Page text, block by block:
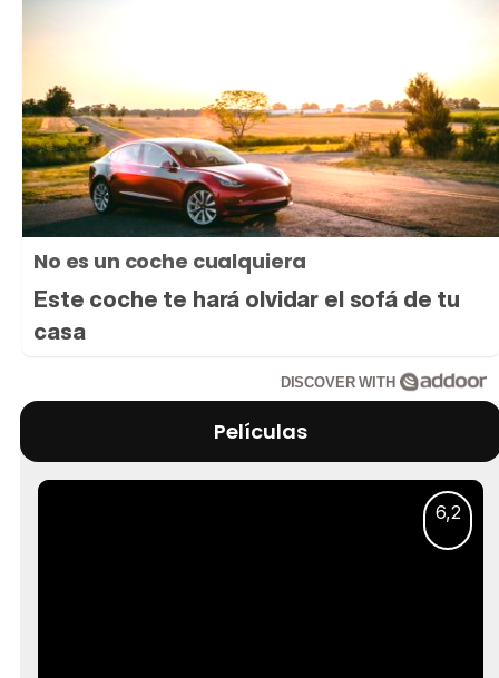
No es un coche cualquiera
Este coche te hará olvidar el sofá de tu
casa
DISCOVER WITH
Películas
6,2